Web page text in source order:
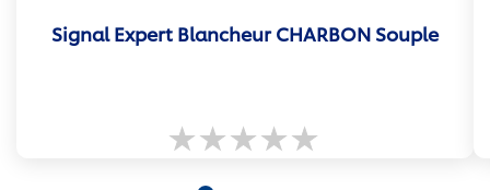
Signal Expert Blancheur CHARBON Souple
Aucune
évaluation
soumise